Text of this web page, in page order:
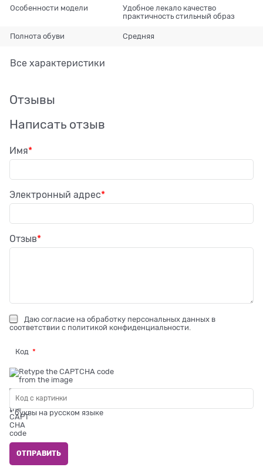
Особенности модели
Удобное лекало качество
практичность стильный образ
Полнота обуви Средняя
Все характеристики
Отзывы
Написать отзыв
Имя
Электронный адрес
Отзыв
Даю согласие на обработку персональных данных в
соответствии с политикой конфиденциальности
Код
* буквы на русском языке